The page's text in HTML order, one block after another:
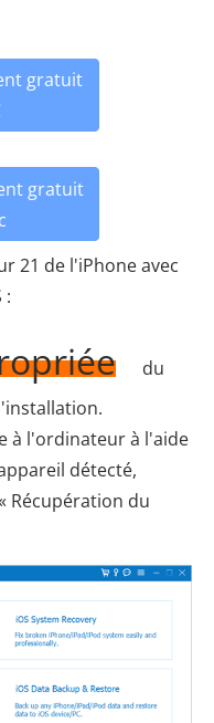
gratuit
gratuit
21 de l'iPhone avec
:
du
à l'ordinateur à l'aide
détecté,
Récupération du